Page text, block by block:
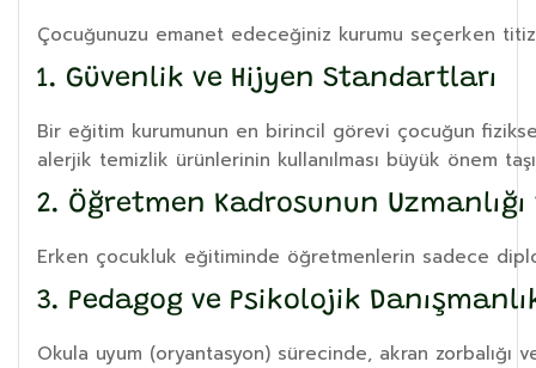
Çocuğunuzu emanet edeceğiniz kurumu seçerken
1. Güvenlik ve Hijyen Standartları
Bir eğitim kurumunun en birincil görevi çocuğun fiziksel
alerjik temizlik ürünlerinin kullanılması büyük önem
2. Öğretmen Kadrosunun
Erken çocukluk eğitiminde öğretmenlerin sadece
3. Pedagog ve Psikolojik
Okula uyum (oryantasyon) sürecinde, akran zorbalığı